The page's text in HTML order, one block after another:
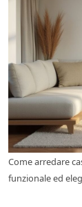
Come arredare
funzionale ed